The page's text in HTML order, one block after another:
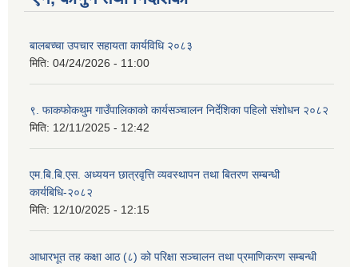
बालबच्चा उपचार सहायता कार्यविधि २०८३
मिति: 04/24/2026 - 11:00
९. फाकफोकथुम गाउँपालिकाको कार्यसञ्चालन निर्देशिका पहिलो संशोधन २०८२
मिति: 12/11/2025 - 12:42
एम.बि.बि.एस. अध्ययन छात्रवृत्ति व्यवस्थापन तथा बितरण सम्बन्धी
कार्यबिधि-२०८२
मिति: 12/10/2025 - 12:15
आधारभूत तह कक्षा आठ (८) को परिक्षा सञ्चालन तथा प्रमाणिकरण सम्बन्धी